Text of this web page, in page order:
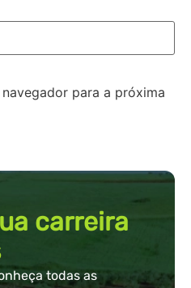
para a próxima
carreira
todas as